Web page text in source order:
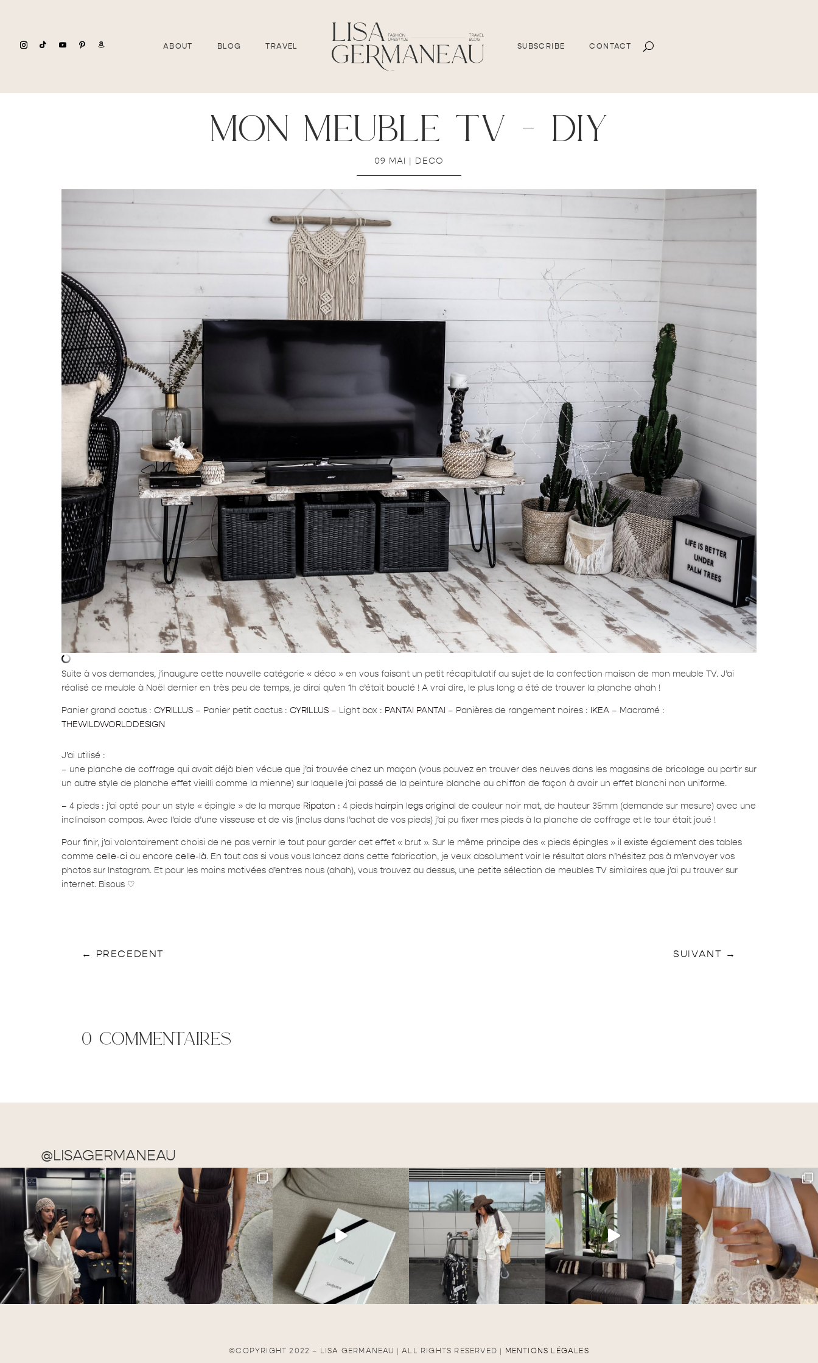
ABOUT BLOG TRAVEL SUBSCRIBE CONTACT
mon meuble tv – diy
09 MAI | DECO
Suite à vos demandes, j’inaugure cette nouvelle catégorie « déco » en vous faisant un petit récapitulatif au sujet de la confection maison de mon meuble TV. J’ai
réalisé ce meuble à Noël dernier en très peu de temps, je dirai qu’en 1h c’était bouclé ! A vrai dire, le plus long a été de trouver la planche ahah !
Panier grand cactus : CYRILLUS– Panier petit cactus : CYRILLUS– Light box : PANTAI PANTAI – Panières de rangement noires : IKEA– Macramé :
THEWILDWORLDDESIGN
J’ai utilisé :
– une planche de coffrage qui avait déjà bien vécue que j’ai trouvée chez un maçon (vous pouvez en trouver des neuves dans les magasins de bricolage ou partir sur
un autre style de planche effet vieilli comme la mienne) sur laquelle j’ai passé de la peinture blanche au chiffon de façon à avoir un effet blanchi non uniforme.
– 4 pieds : j’ai opté pour un style « épingle » de la marque Ripaton : 4 pieds hairpin legs original de couleur noir mat, de hauteur 35mm (demande sur mesure) avec une
inclinaison compas. Avec l’aide d’une visseuse et de vis (inclus dans l’achat de vos pieds) j’ai pu fixer mes pieds à la planche de coffrage et le tour était joué !
Pour finir, j’ai volontairement choisi de ne pas vernir le tout pour garder cet effet « brut ». Sur le même principe des « pieds épingles » il existe également des tables
comme celle-ci ou encore celle-là. En tout cas si vous vous lancez dans cette fabrication, je veux absolument voir le résultat alors n’hésitez pas à m’envoyer vos
photos sur Instagram. Et pour les moins motivées d’entres nous (ahah), vous trouvez au dessus, une petite sélection de meubles TV similaires que j’ai pu trouver sur
internet. Bisous ♡
← PRECEDENT SUIVANT →
0 commentaires
@LISAGERMANEAU
©COPYRIGHT 2022 – LISA GERMANEAU | ALL RIGHTS RESERVED | MENTIONS LÉGALES